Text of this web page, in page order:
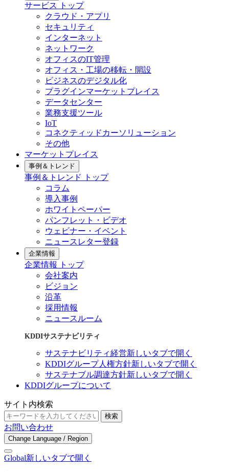
サービス トップ
クラウド・アプリ
セキュリティ
インターネット
ネットワーク
オフィスのIT管理
オフィス・工場の移転・開設
ビジネスのデジタル化
プラグインマーケットプレイス
データセンター
業務支援ツール
IoT
コネクティッドカーソリューション
その他
マーケットプレイス
事例＆トレンド
事例＆トレンド トップ
コラム
導入事例
ホワイトペーパー
パンフレット・ビデオ
ウェビナー・イベント
ニュースレター登録
企業情報
企業情報 トップ
会社案内
ビジョン
沿革
採用情報
ニュースルーム
KDDIサステナビリティ
サステナビリティ経営新しいタブで開く
KDDIグループ人権方針新しいタブで開く
サステナブル調達方針新しいタブで開く
KDDIグループについて
サイト内検索
検索
お問い合わせ
Change Language / Region
Global新しいタブで開く